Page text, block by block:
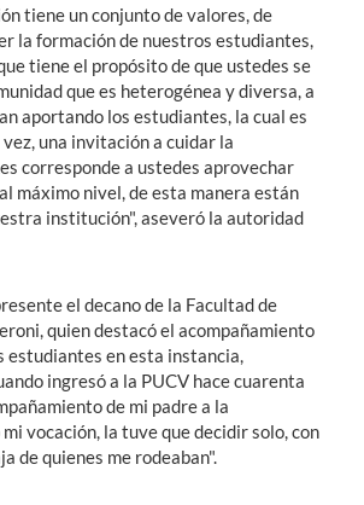
tiene un conjunto de valores, de
la formación de nuestros estudiantes,
tiene el propósito de que ustedes se
que es heterogénea y diversa, a
aportando los estudiantes, la cual es
una invitación a cuidar la
corresponde a ustedes aprovechar
máximo nivel, de esta manera están
institución", aseveró la autoridad
el decano de la Facultad de
quien destacó el acompañamiento
estudiantes en esta instancia,
ingresó a la PUCV hace cuarenta
de mi padre a la
vocación, la tuve que decidir solo, con
de quienes me rodeaban".